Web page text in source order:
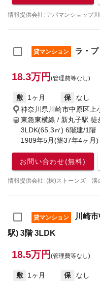
情報提供会社: アパマンショップ
貸マンション ラ・
18.3万円 (管理費等なし)
敷 1ヶ月 保 なし
神奈川県川崎市中原区上
東急東横線 / 新丸子駅 徒
3LDK(65.3㎡) 6階建/1階
1989年5月(築37年4ヶ月)
お問い合わせ(無料)
情報提供会社: (株)ストーンズ 溝
貸マンション
川崎
駅) 3階 3LDK
18.5万円 (管理費等なし)
敷 1ヶ月 保 なし